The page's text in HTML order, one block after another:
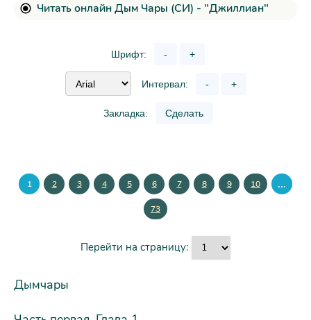
Читать онлайн Дым Чары (СИ) - "Джиллиан"
Шрифт: - +
Интервал: - +
Закладка: Сделать
1 2 3 4 5 6 7 8 9 10 ...
73
Перейти на страницу:
Дымчары